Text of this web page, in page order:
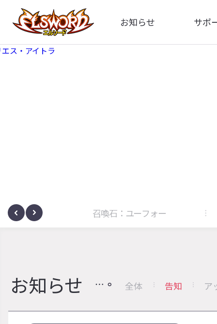
お知らせ
全体
サポ
サノヴァ 召喚石：ユーフォー
お知らせ 全体 告知 ア